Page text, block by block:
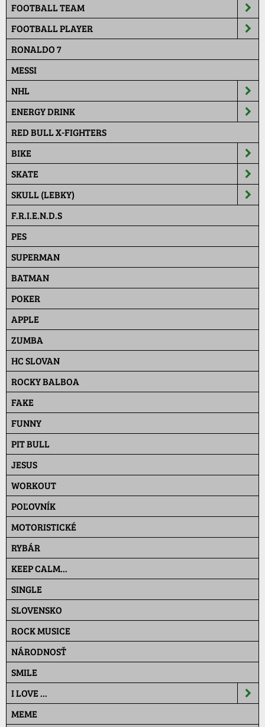
FOOTBALL TEAM
FOOTBALL PLAYER
RONALDO 7
MESSI
NHL
ENERGY DRINK
RED BULL X-FIGHTERS
BIKE
SKATE
SKULL (LEBKY)
F.R.I.E.N.D.S
PES
SUPERMAN
BATMAN
POKER
APPLE
ZUMBA
HC SLOVAN
ROCKY BALBOA
FAKE
FUNNY
PIT BULL
JESUS
WORKOUT
POĽOVNÍK
MOTORISTICKÉ
RYBÁR
KEEP CALM...
SINGLE
SLOVENSKO
ROCK MUSICE
NÁRODNOSŤ
SMILE
I LOVE ...
MEME